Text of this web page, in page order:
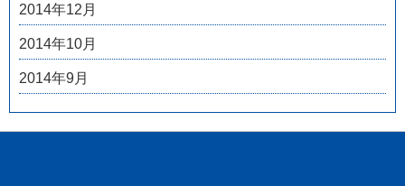
2014年12月
2014年10月
2014年9月